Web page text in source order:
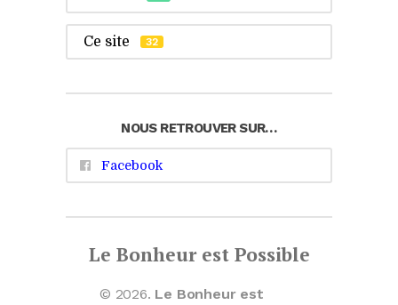
Ce site 32
NOUS RETROUVER SUR…
Facebook
Le Bonheur est Possible
© 2026. Le Bonheur est